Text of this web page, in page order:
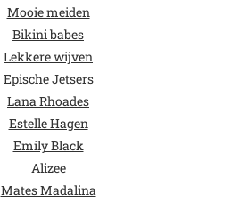
Mooie meiden
Bikini babes
Lekkere wijven
Epische Jetsers
Lana Rhoades
Estelle Hagen
Emily Black
Alizee
Mates Madalina